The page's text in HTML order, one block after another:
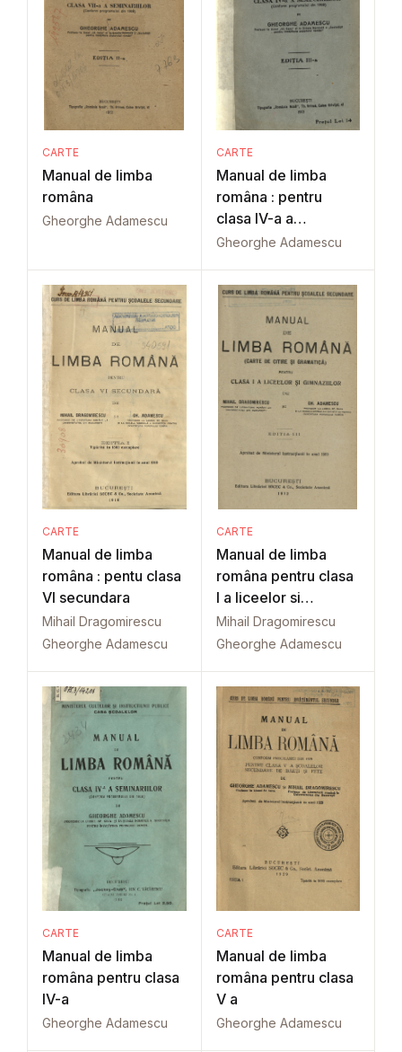
CARTE
Manual de limba
româna
Gheorghe Adamescu
CARTE
Manual de limba
româna : pentru
clasa IV-a a
seminariilor
Gheorghe Adamescu
CARTE
Manual de limba
româna : pentu clasa
VI secundara
Mihail Dragomirescu
Gheorghe Adamescu
CARTE
Manual de limba
româna pentru clasa
I a liceelor si
gimnaziilor
Mihail Dragomirescu
Gheorghe Adamescu
CARTE
Manual de limba
româna pentru clasa
IV-a
Gheorghe Adamescu
CARTE
Manual de limba
româna pentru clasa
V a
Gheorghe Adamescu